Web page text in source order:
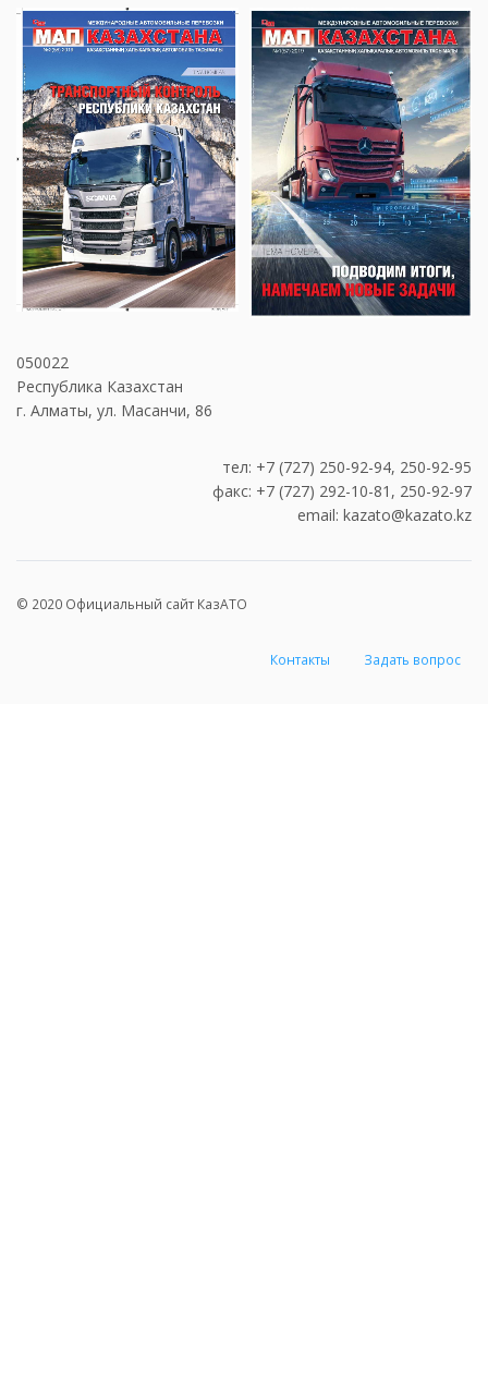
050022
Республика Казахстан
г. Алматы, ул. Масанчи, 86
тел: +7 (727) 250-92-94, 250-92-95
факс: +7 (727) 292-10-81, 250-92-97
email: kazato@kazato.kz
© 2020 Официальный сайт КазАТО
Контакты Задать вопрос